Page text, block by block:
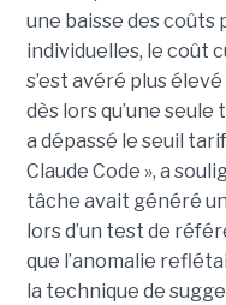
une baisse des coûts
individuelles, le coût
s’est avéré plus
dès lors qu’une seule
a dépassé le seuil
Claude Code », a
tâche avait généré
lors d’un test de
que l’anomalie
la technique de